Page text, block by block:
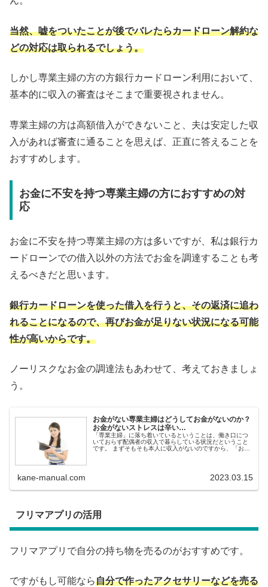
当然、嘘をついたことが後でバレたらカードローン解約な
どの対応は取られるでしょう。
しかし専業主婦の方の方銀行カードローン利用において、
基本的に収入の審査はそこまで重要視されません。
専業主婦の方は高額借入ができないこと、夫は安定した収
入があれば審査に通ることを思えば、正直に答えることを
おすすめします。
お金に不安を持つ専業主婦の方におすすめの対
応
お金に不安を持つ専業主婦の方は多いですが、私は銀行カ
ードローンでの借入以外の方法でお金を調達することも考
えるべきだと思います。
銀行カードローンを使った借入を行うと、その返済に追わ
れることになるので、再びお金が足りない状況になる可能
性が高いからです。
ノーリスクなお金の調達法もあわせて、考えておきましょ
う。
お金がない専業主婦はどうしてお金がないのか？
お金がないストレスは辛い…
「専業主婦」に落ち着いているということは、働き口につ
いておらず配偶者の収入で暮らしている状況だということ
です。 まずそもそも本人に収入がないのですから、「お金
kane-manual.com 2023.03.15
フリマアプリの活用
フリマアプリで自分の持ち物を売るのがおすすめです。
ですがもし可能なら自分で作ったアクセサリーなどを売る